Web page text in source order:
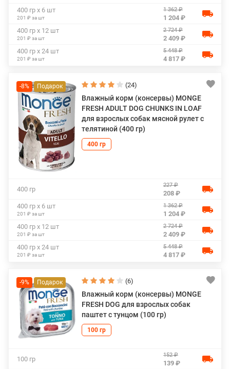
400 гр х 6 шт
201 ₽ за шт
1 362 ₽
1 204 ₽
400 гр х 12 шт
201 ₽ за шт
2 724 ₽
2 409 ₽
400 гр х 24 шт
201 ₽ за шт
5 448 ₽
4 817 ₽
-8% (24)
Влажный корм (консервы) MONGE
FRESH ADULT DOG CHUNKS IN LOAF
для взрослых собак мясной рулет с
телятиной (400 гр)
400 гр
400 гр
227 ₽
208 ₽
400 гр х 6 шт
201 ₽ за шт
1 362 ₽
1 204 ₽
400 гр х 12 шт
201 ₽ за шт
2 724 ₽
2 409 ₽
400 гр х 24 шт
201 ₽ за шт
5 448 ₽
4 817 ₽
-9% (6)
Влажный корм (консервы) MONGE
FRESH DOG для взрослых собак
паштет с тунцом (100 гр)
100 гр
100 гр
152 ₽
139 ₽